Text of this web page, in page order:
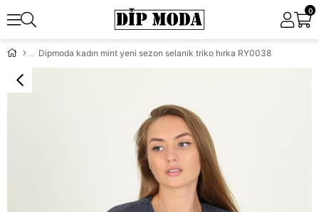
0
Dipmoda kadın mint yeni sezon selanik triko hırka RY0038